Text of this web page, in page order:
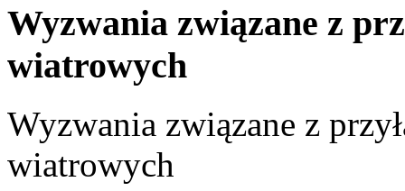
Wyzwania związane z
wiatrowych
Wyzwania związane z
wiatrowych